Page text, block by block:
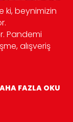
ki, beynimizin
Pandemi
alışveriş
FAZLA OKU